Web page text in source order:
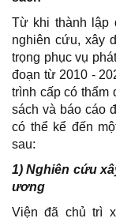
Từ khi thành lập
nghiên cứu, xây
trọng phục vụ
đoạn từ 2010 -
trình cấp có thẩm
sách và báo cáo
có thể kể đến
sau:
1) Nghiên cứu
ương
Viện đã chủ trì